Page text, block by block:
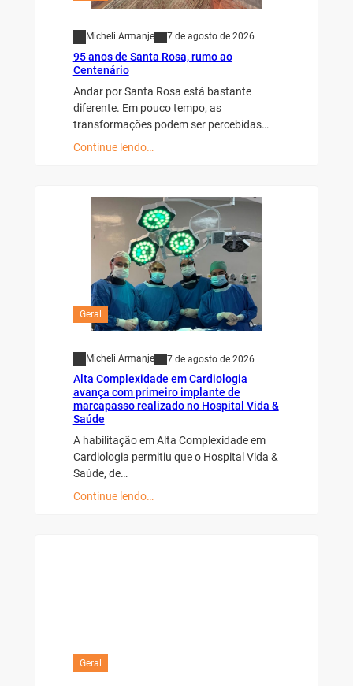
Micheli Armanje 7 de agosto de 2026
95 anos de Santa Rosa, rumo ao
Centenário
Andar por Santa Rosa está bastante
diferente. Em pouco tempo, as
transformações podem ser percebidas…
Continue lendo…
Geral
Micheli Armanje 7 de agosto de 2026
Alta Complexidade em Cardiologia
avança com primeiro implante de
marcapasso realizado no Hospital Vida &
Saúde
A habilitação em Alta Complexidade em
Cardiologia permitiu que o Hospital Vida &
Saúde, de…
Continue lendo…
Geral